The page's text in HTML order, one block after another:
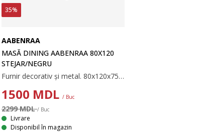
35%
AABENRAA
MASĂ DINING AABENRAA 80X120
STEJAR/NEGRU
Furnir decorativ și metal. 80x120x75 cm
1500 MDL / Buc
2299 MDL/ Buc
Livrare
Disponibil în magazin